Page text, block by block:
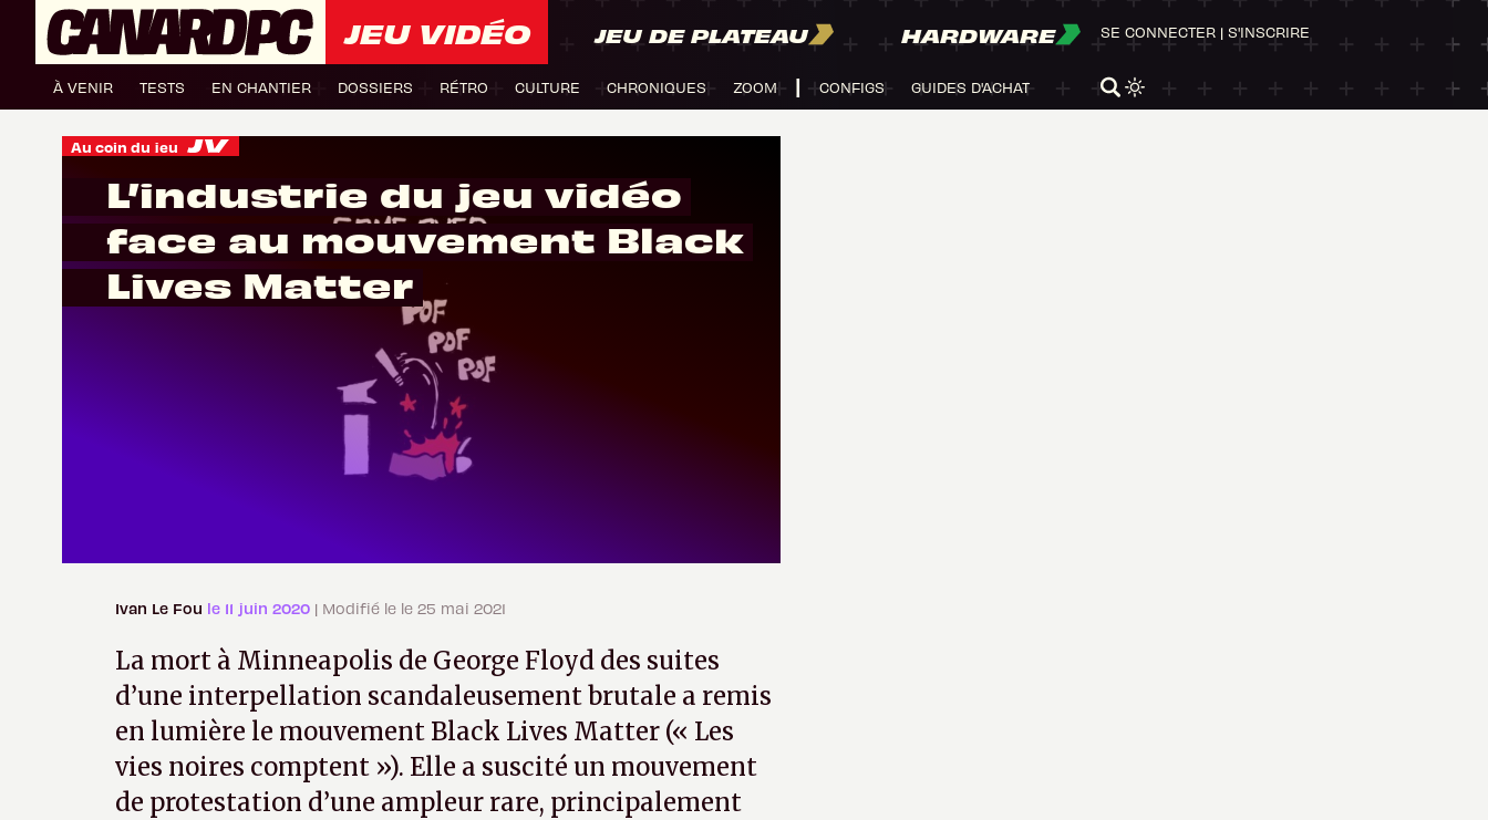
JEU VIDÉO JEU DE PLATEAU HARDWARE
À VENIR TESTS EN CHANTIER DOSSIERS RÉTRO CULTURE CHRONIQUES ZOOM CONFIGS GUIDES D'ACHAT
SE CONNECTER | S'INSCRIRE
Au coin du jeu
L’industrie du jeu vidéo
face au mouvement Black
Lives Matter
Ivan Le Fou le 11 juin 2020 | Modifié le le 25 mai 2021
La mort à Minneapolis de George Floyd des suites
d’une interpellation scandaleusement brutale a remis
en lumière le mouvement Black Lives Matter (« Les
vies noires comptent »). Elle a suscité un mouvement
de protestation d’une ampleur rare, principalement